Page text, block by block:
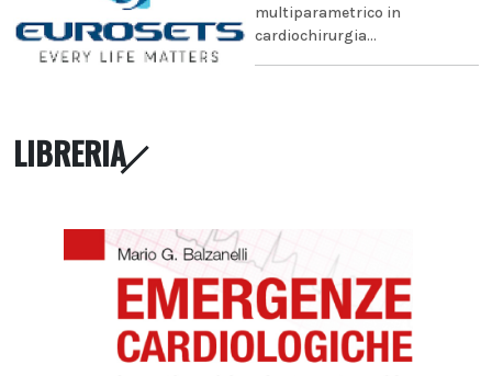
multiparametrico in
cardiochirurgia...
LIBRERIA